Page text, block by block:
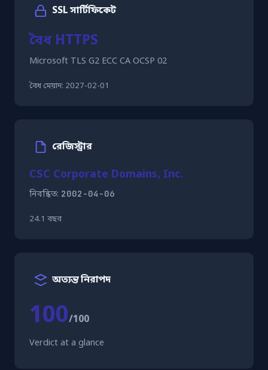
SSL সার্টিফিকেট
বৈধ HTTPS
Microsoft TLS G2 ECC CA OCSP 02
বৈধ মেয়াদ: 2027-02-01
রেজিস্ট্রার
CSC Corporate Domains, Inc.
নিবন্ধিত: 2002-04-06
24.1 বছর
অত্যন্ত নিরাপদ
100/100
Verdict at a glance